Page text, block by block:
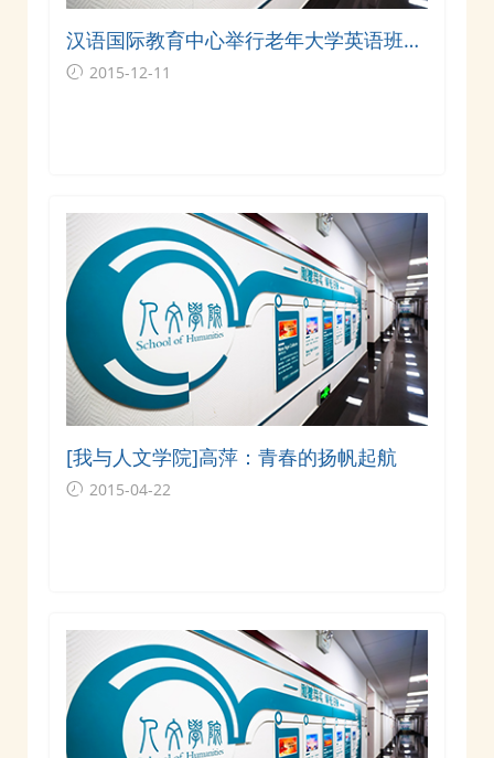
汉语国际教育中心举行老年大学英语班与
留学生交流会
2015-12-11
[我与人文学院]高萍：青春的扬帆起航
2015-04-22